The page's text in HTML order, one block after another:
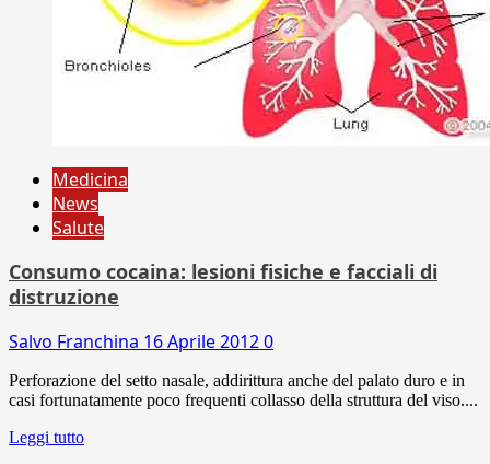
Medicina
News
Salute
Consumo cocaina: lesioni fisiche e facciali di
distruzione
Salvo Franchina 16 Aprile 20120
Perforazione del setto nasale, addirittura anche del palato duro e in
casi fortunatamente poco frequenti collasso della struttura del viso....
Leggi tutto